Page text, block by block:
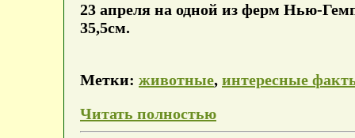
23 апреля на одной из ферм Нью-
35,5см.
Метки: животные, интересные
Читать полностью